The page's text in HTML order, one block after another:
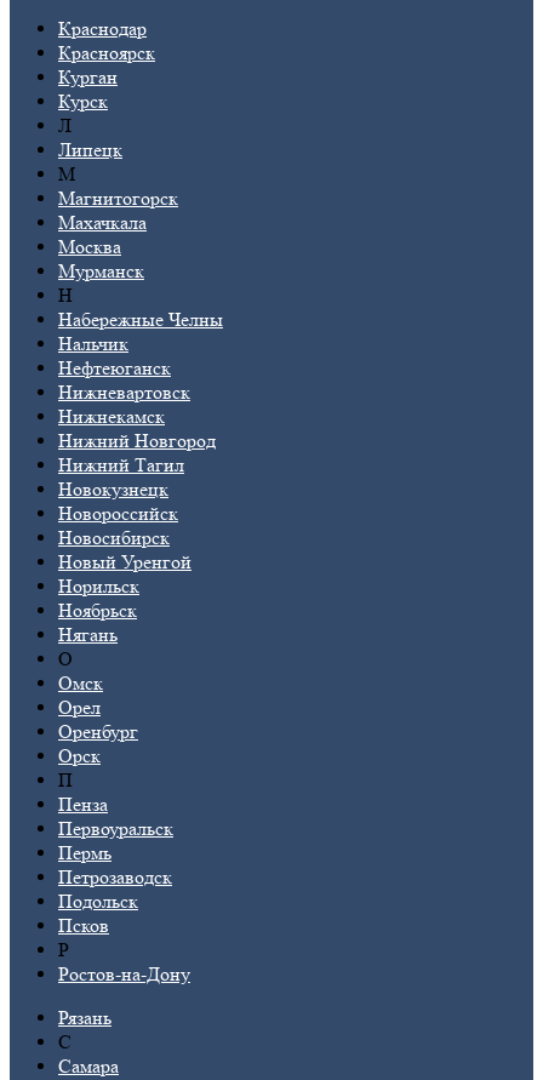
Краснодар
Красноярск
Курган
Курск
Л
Липецк
М
Магнитогорск
Махачкала
Москва
Мурманск
Н
Набережные Челны
Нальчик
Нефтеюганск
Нижневартовск
Нижнекамск
Нижний Новгород
Нижний Тагил
Новокузнецк
Новороссийск
Новосибирск
Новый Уренгой
Норильск
Ноябрьск
Нягань
О
Омск
Орел
Оренбург
Орск
П
Пенза
Первоуральск
Пермь
Петрозаводск
Подольск
Псков
Р
Ростов-на-Дону
Рязань
С
Самара